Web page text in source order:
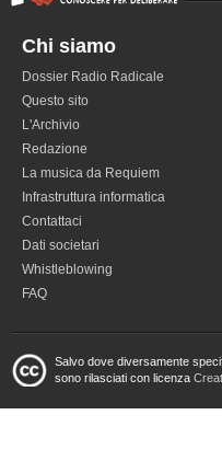
Chi siamo
Dossier Radio Radicale
Questo sito
L'Archivio
Redazione
La musica da Requiem
Infrastruttura informatica
Contattaci
Dati societari
Whistleblowing
FAQ
Salvo dove diversamente
sono rilasciati con licenza